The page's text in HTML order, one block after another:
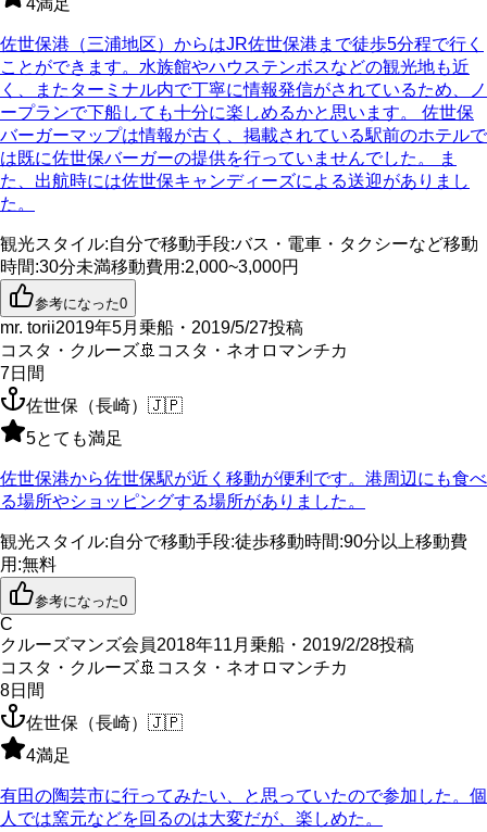
佐世保港（三浦地区）からはJR佐世保港まで徒歩5分程で行く
ことができます。水族館やハウステンボスなどの観光地も近
く、またターミナル内で丁寧に情報発信がされているため、ノ
ープランで下船しても十分に楽しめるかと思います。 佐世保
バーガーマップは情報が古く、掲載されている駅前のホテルで
は既に佐世保バーガーの提供を行っていませんでした。 ま
た、出航時には佐世保キャンディーズによる送迎がありまし
た。
観光スタイル:自分で移動手段:バス・電車・タクシーなど移動
時間:30分未満移動費用 :2,000~3,000円
参考になった0
mr. torii2019年5月乗船・2019/5/27投稿
コスタ・クルーズ🚢 コスタ・ネオロマンチカ
7日間
佐世保（長崎） 🇯🇵
5とても満足
佐世保港から佐世保駅が近く移動が便利です。港周辺にも食べ
る場所やショッピングする場所がありました。
観光スタイル:自分で移動手段:徒歩移動時間:90分以上移動費
用 :無料
参考になった0
C
クルーズマンズ会員2018年11月乗船・2019/2/28投稿
コスタ・クルーズ🚢 コスタ・ネオロマンチカ
8日間
佐世保（長崎） 🇯🇵
4満足
有田の陶芸市に行ってみたい、と思っていたので参加した。個
人では窯元などを回るのは大変だが、楽しめた。